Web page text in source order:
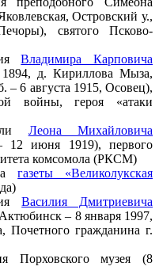
Островский у.,
святого Псково-
Владимира Карповича
д. Кириллова Мыза,
– 6 августа 1915, Осовец),
войны, героя «атаки
Леона Михайловича
12 июня 1919), первого
комсомола (РКСМ)
газеты «Великолукская
Василия Дмитриевича
– 8 января 1997,
Почетного гражданина г.
Порховского музея (8